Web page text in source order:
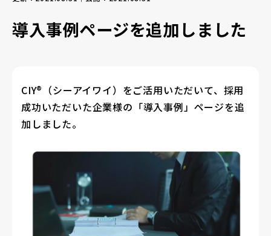
導入事例ページを追加しました
CIY®（シーアイワイ）をご活用いただいて、採用
成功いただいた企業様の「導入事例」ページを追
加しました。